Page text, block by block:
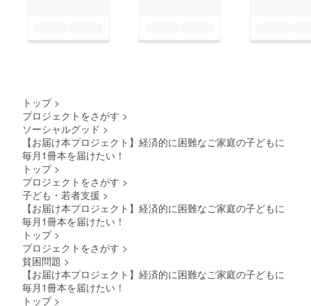
トップ >
プロジェクトをさがす >
ソーシャルグッド >
【お届け本プロジェクト】経済的に困難なご家庭の子どもに
毎月1冊本を届けたい！
トップ >
プロジェクトをさがす >
子ども・若者支援 >
【お届け本プロジェクト】経済的に困難なご家庭の子どもに
毎月1冊本を届けたい！
トップ >
プロジェクトをさがす >
貧困問題 >
【お届け本プロジェクト】経済的に困難なご家庭の子どもに
毎月1冊本を届けたい！
トップ >